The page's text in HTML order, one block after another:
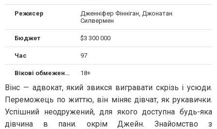
Режисер
Дженніфер Фінніган, Джонатан
Силвермен
Бюджет $3 300 000
Час 97
Вікові обмеження 18+
Вінс — адвокат, який звикся вигравати скрізь і усюди.
Переможець по життю, він міняє дівчат, як рукавички.
Успішний неодружений, для якого доступна будь-яка
дівчина в пани. окрім Джейн. Знайомство з